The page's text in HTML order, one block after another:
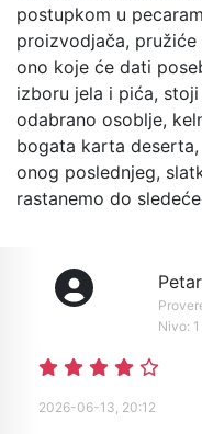
postupkom u
proizvodjača,
ono koje će dati
izboru jela i pića,
odabrano osoblje,
bogata karta
onog poslednjeg,
rastanemo do
Nivo: 1
2026-06-13, 20:12